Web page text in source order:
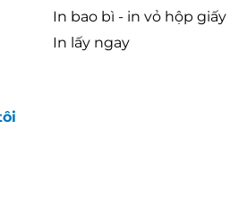
In bao bì - in vỏ hộp giấy
In lấy ngay